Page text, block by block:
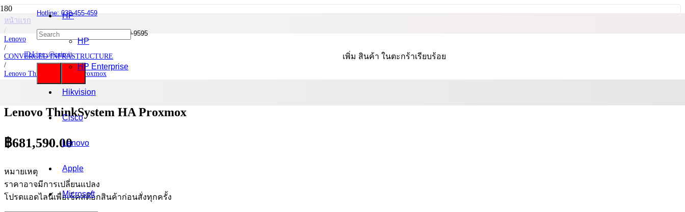
Hotline: 038-455-459
Mobile : 085-0844-555 / 090-980-9595
ID Line :@cairoit เพิ่ม สินค้า ในตะกร้าเรียบร้อย
HP
HP
HP Enterprise
Hikvision
Cisco
Lenovo
Apple
Microsoft
หน้าแรก
/
Lenovo
/
CONVERGED INFRASTRUCTURE
/
Lenovo ThinkSystem HA Proxmox
Lenovo ThinkSystem HA Proxmox
Lenovo ThinkSystem HA Proxmox
฿681,590.00
หมายเหตุ
ราคาอาจมีการเปลี่ยนแปลง
โปรดแอดไลน์เพื่อเช็คสต๊อกสินค้าก่อนสั่งทุกครั้ง